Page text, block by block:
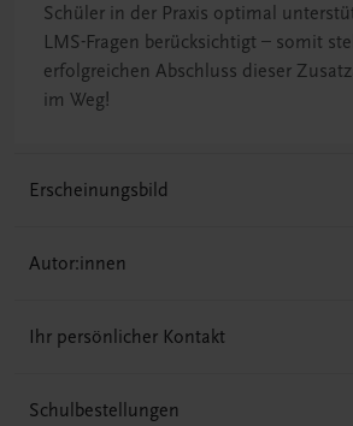
Schüler in der Praxis optimal
LMS-Fragen berücksichtigt – somit
erfolgreichen Abschluss dieser
im Weg!
Erscheinungsbild
Autor:innen
Ihr persönlicher Kontakt
Schulbestellungen